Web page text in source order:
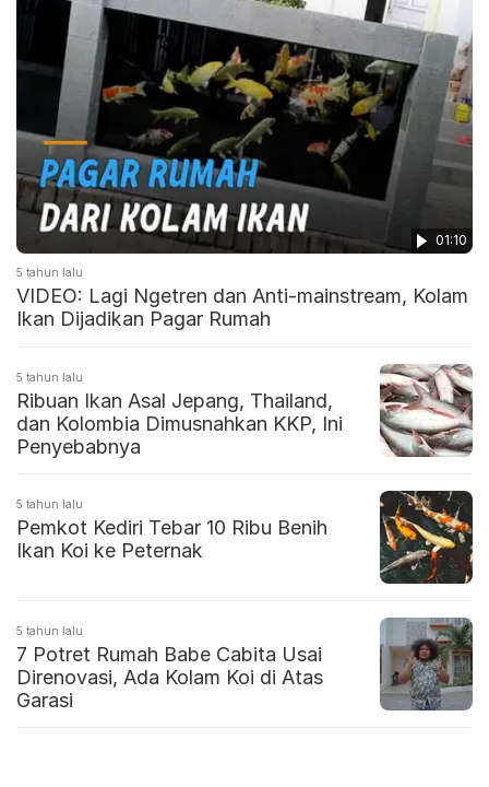
01:10
5 tahun lalu
VIDEO: Lagi Ngetren dan Anti-mainstream, Kolam
Ikan Dijadikan Pagar Rumah
5 tahun lalu
Ribuan Ikan Asal Jepang, Thailand,
dan Kolombia Dimusnahkan KKP, Ini
Penyebabnya
5 tahun lalu
Pemkot Kediri Tebar 10 Ribu Benih
Ikan Koi ke Peternak
5 tahun lalu
7 Potret Rumah Babe Cabita Usai
Direnovasi, Ada Kolam Koi di Atas
Garasi